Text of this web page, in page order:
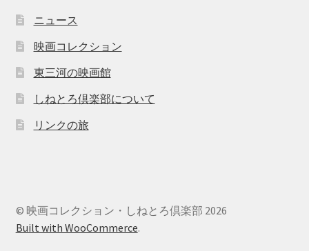
ニュース
映画コレクション
東三河の映画館
しねとろ倶楽部について
リンクの旅
© 映画コレクション・しねとろ倶楽部 2026
Built with WooCommerce.